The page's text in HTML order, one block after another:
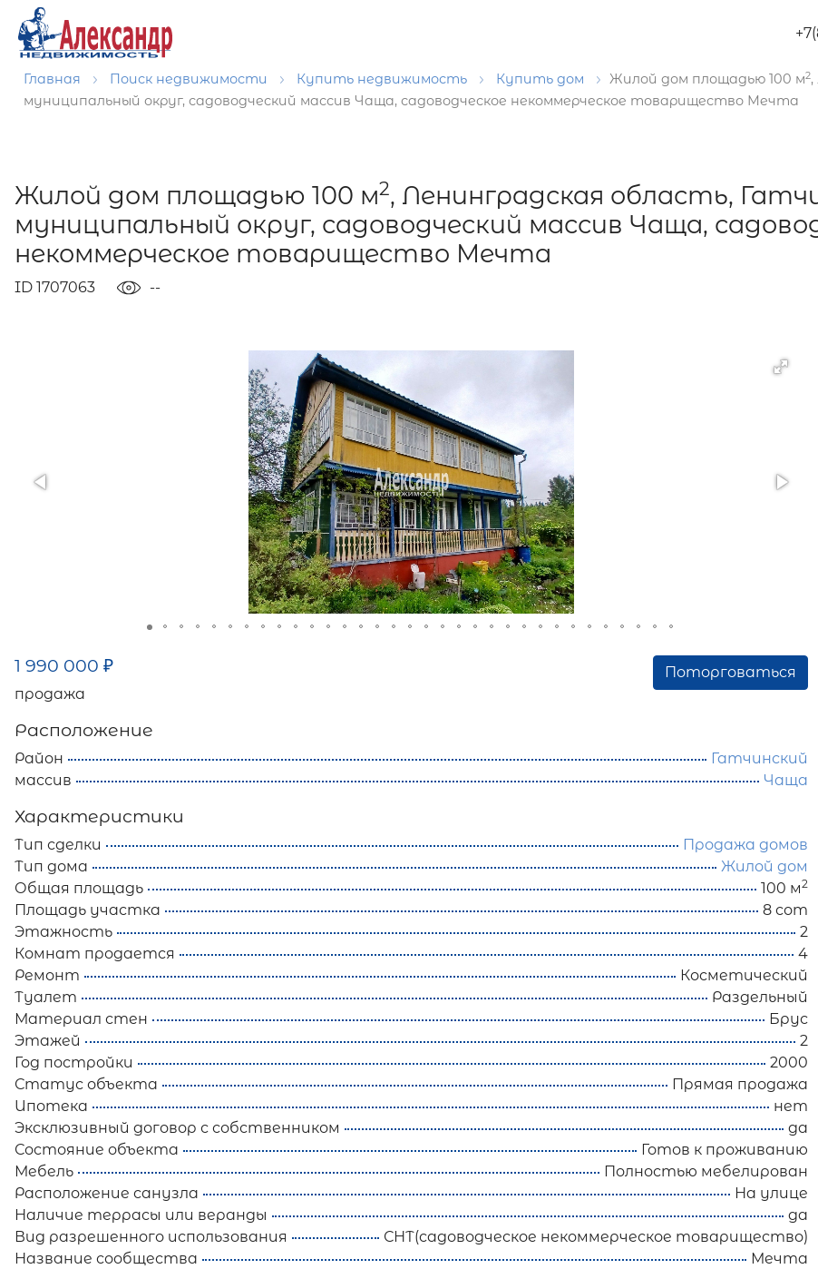
Главная Поиск недвижимости Купить недвижимость Купить дом Жилой дом площадью 100 м2
муниципальный округ, садоводческий массив Чаща, садоводческое некоммерческое товарищество Мечта
Жилой дом площадью 100 м2, Ленинградская область,
муниципальный округ, садоводческий массив Чаща,
некоммерческое товарищество Мечта
ID 1707063 --
1 990 000 ₽
продажа
Поторговаться
Расположение
Район
Гатчинский
массив
Чаща
Характеристики
Тип сделки
Продажа домов
Тип дома
Жилой дом
Общая площадь
100 м2
Площадь участка
8 сот
Этажность
2
Комнат продается
4
Ремонт
Косметический
Туалет
Раздельный
Материал стен
Брус
Этажей
2
Год постройки
2000
Статус объекта
Прямая продажа
Ипотека
нет
Эксклюзивный договор с собственником
да
Состояние объекта
Готов к проживанию
Мебель
Полностью мебелирован
Расположение санузла
На улице
Наличие террасы или веранды
да
Вид разрешенного использования
СНТ(садоводческое некоммерческое товарищество)
Название сообщества
Мечта